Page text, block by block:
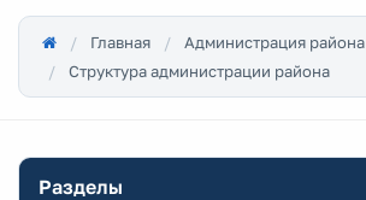
Главная Администрация района
Структура администрации района
Разделы